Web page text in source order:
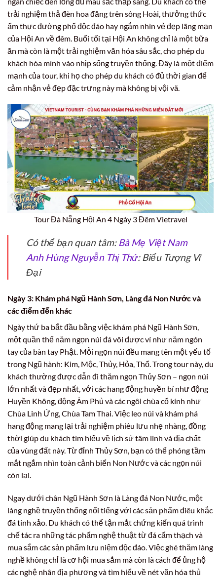
trải nghiệm thả đèn hoa đăng trên sông Hoài, thưởng thức
ẩm thực đường phố độc đáo hay ngắm nhìn vẻ đẹp lãng mạn
của Hội An về đêm. Buổi tối tại Hội An không chỉ là một bữa
ăn mà còn là một trải nghiệm văn hóa sâu sắc, cho phép du
khách hòa mình vào nhịp sống truyền thống. Đây là một điểm
mạnh của tour, khi họ cho phép du khách có đủ thời gian để
cảm nhận vẻ đẹp đặc trưng này mà không bị vội vã.
Tour Đà Nẵng Hội An 4 Ngày 3 Đêm Vietravel
Có thể bạn quan tâm: Bà Mẹ Việt Nam
Anh Hùng Nguyễn Thị Thứ: Biểu Tượng Vĩ
Đại
Ngày 3: Khám phá Ngũ Hành Sơn, Làng đá Non Nước và
các điểm đến khác
Ngày thứ ba bắt đầu bằng việc khám phá Ngũ Hành Sơn,
một quần thể năm ngọn núi đá vôi được ví như năm ngón
tay của bàn tay Phật. Mỗi ngọn núi đều mang tên một yếu tố
trong Ngũ hành: Kim, Mộc, Thủy, Hỏa, Thổ. Trong tour này, du
khách thường được dẫn đi thăm ngọn Thủy Sơn – ngọn núi
lớn nhất và đẹp nhất, với các hang động huyền bí như động
Huyền Không, động Âm Phủ và các ngôi chùa cổ kính như
Chùa Linh Ứng, Chùa Tam Thai. Việc leo núi và khám phá
hang động mang lại trải nghiệm phiêu lưu nhẹ nhàng, đồng
thời giúp du khách tìm hiểu về lịch sử tâm linh và địa chất
của vùng đất này. Từ đỉnh Thủy Sơn, bạn có thể phóng tầm
mắt ngắm nhìn toàn cảnh biển Non Nước và các ngọn núi
còn lại.
Ngay dưới chân Ngũ Hành Sơn là Làng đá Non Nước, một
làng nghề truyền thống nổi tiếng với các sản phẩm điêu khắc
đá tinh xảo. Du khách có thể tận mắt chứng kiến quá trình
chế tác ra những tác phẩm nghệ thuật từ đá cẩm thạch và
mua sắm các sản phẩm lưu niệm độc đáo. Việc ghé thăm làng
nghề không chỉ là cơ hội mua sắm mà còn là cách để ủng hộ
các nghệ nhân địa phương và tìm hiểu về nét văn hóa thủ